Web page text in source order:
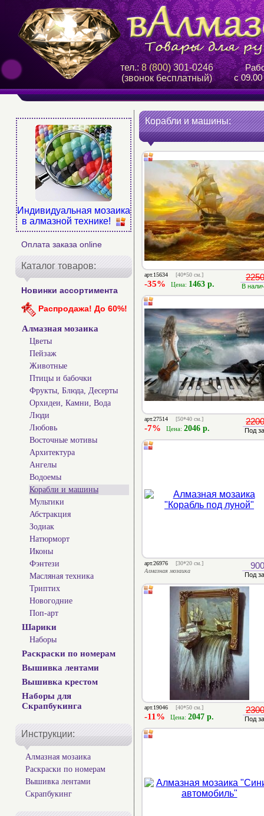
тел.:8 (800)301-0246
(звонок бесплатный)
с
Индивидуальная мозаика
в алмазной технике!
Оплата заказа online
Каталог товаров:
Новинки ассортимента
Распродажа! До 60%!
Алмазная мозаика
Цветы
Пейзаж
Животные
Птицы и бабочки
Фрукты, Блюда, Десерты
Орхидеи, Камни, Вода
Люди
Любовь
Восточные мотивы
Архитектура
Ангелы
Водоемы
Корабли и машины
Мультики
Абстракция
Зодиак
Натюрморт
Иконы
Фэнтези
Масляная техника
Триптих
Новогодние
Поп-арт
Шарики
Наборы
Раскраски по номерам
Вышивка лентами
Вышивка крестом
Наборы для
Скрапбукинга
Инструкции:
Алмазная мозаика
Раскраски по номерам
Вышивка лентами
Скрапбукинг
Корабли и машины:
арт.15634 [40*50 см.]
-35% Цена: 1463 р. В
арт.27514 [50*40 см.]
-7% Цена: 2046 р. Под
арт.26976
[30*20 см.]
Алмазная мозаика
Под
арт.19046 [40*50 см.]
-11% Цена: 2047 р. Под